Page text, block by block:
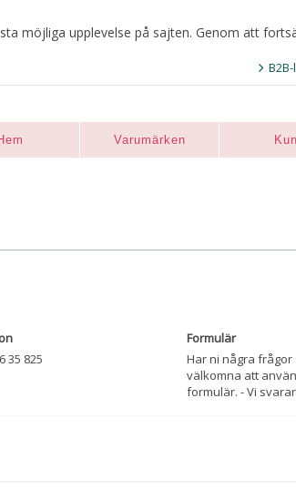
möjliga upplevelse på sajten. Genom att
Varumärken
35 825
Formulär
Har ni några frågor
välkomna att
formulär. - Vi